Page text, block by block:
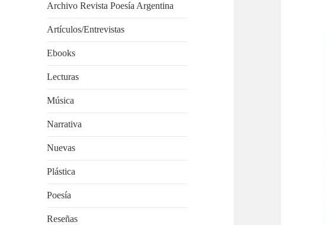
Archivo Revista Poesía Argentina
Artículos/Entrevistas
Ebooks
Lecturas
Música
Narrativa
Nuevas
Plástica
Poesía
Reseñas